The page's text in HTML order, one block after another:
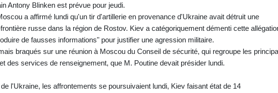
Antony Blinken est prévue pour jeudi.
a affirmé lundi qu'un tir d'artillerie en provenance d'Ukraine avait détruit une
russe dans la région de Rostov. Kiev a catégoriquement démenti cette
de fausses informations" pour justifier une agression militaire.
braqués sur une réunion à Moscou du Conseil de sécurité, qui regroupe les
des services de renseignement, que M. Poutine devait présider lundi.
l'Ukraine, les affrontements se poursuivaient lundi, Kiev faisant état de 14